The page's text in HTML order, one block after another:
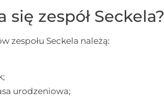
się zespół Seckela?
zespołu Seckela należą:
urodzeniowa;